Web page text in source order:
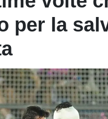
per la